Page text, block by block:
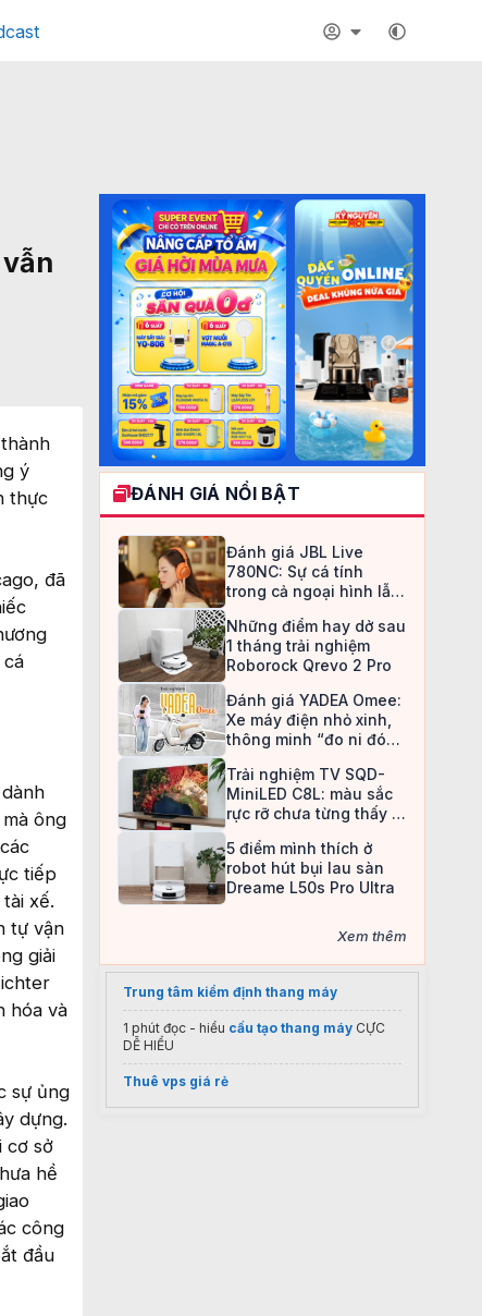
ý
thực
đã
ông
tiếp
xế.
tự vận
giải
hóa và
sự ủng
dựng.
cơ sở
hề
công
đầu
ĐÁNH GIÁ NỔI BẬT
Đánh giá JBL Live
780NC: Sự cá tính
trong cả ngoại hình lẫn
Những điểm hay dở sau
1 tháng trải nghiệm
Roborock Qrevo 2 Pro
Đánh giá YADEA Omee:
Xe máy điện nhỏ xinh,
thông minh “đo ni đóng
Trải nghiệm TV SQD-
MiniLED C8L: màu sắc
rực rỡ chưa từng thấy ở
5 điểm mình thích ở
robot hút bụi lau sàn
Dreame L50s Pro Ultra
Xem thêm
Trung tâm kiểm định thang máy
1 phút đọc - hiểu cấu tạo thang máy CỰC
DỄ HIỂU
Thuê vps giá rẻ